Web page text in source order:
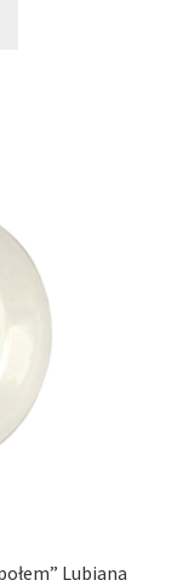
Lubiana